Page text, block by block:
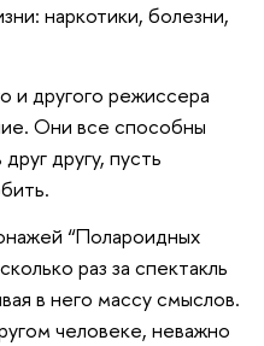
наркотики, болезни,
и другого режиссера
Они все способны
другу, пусть
“Полароидных
раз за спектакль
в него массу смыслов.
человеке, неважно